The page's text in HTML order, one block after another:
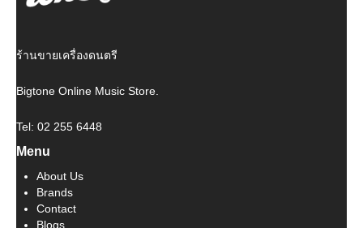
ร้านขายเครื่องดนตรี
Bigtone Online Music Store.
Tel: 02 255 6448
Menu
About Us
Brands
Contact
Blogs